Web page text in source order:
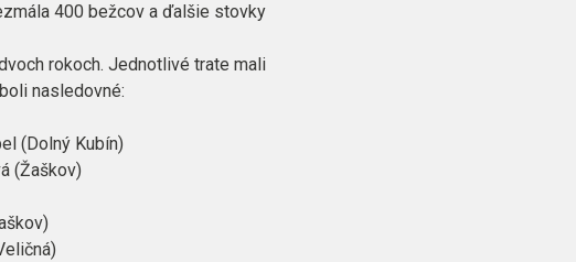
400 bežcov a ďalšie stovky
rokoch. Jednotlivé trate mali
nasledovné:
(Dolný Kubín)
(Žaškov)